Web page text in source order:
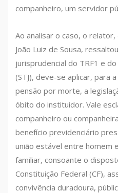
companheiro, um servidor
Ao analisar o caso, o
João Luiz de Sousa,
jurisprudencial do TRF1 e
(STJ), deve-se aplicar, para
pensão por morte, a
óbito do instituidor. Vale
companheiro ou
benefício previdenciário
união estável entre homem
familiar, consoante o
Constituição Federal (CF),
convivência duradoura,